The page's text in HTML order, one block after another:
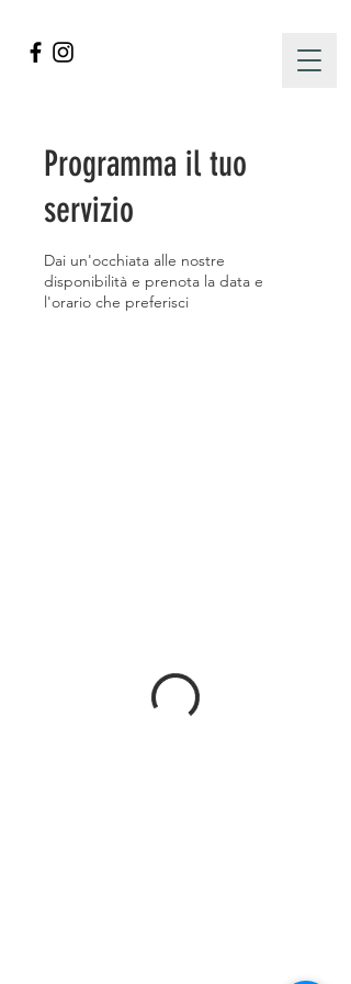
Programma il tuo
servizio
Dai un'occhiata alle nostre
disponibilità e prenota la data e
l'orario che preferisci